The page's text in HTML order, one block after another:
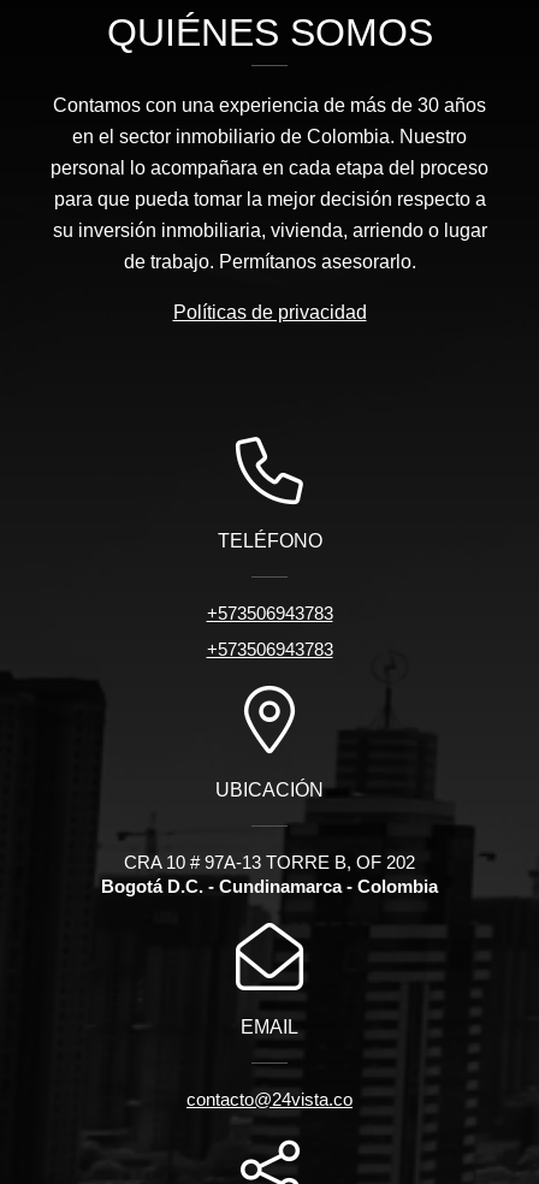
QUIÉNES SOMOS
Contamos con una experiencia de más de 30 años
en el sector inmobiliario de Colombia. Nuestro
personal lo acompañara en cada etapa del proceso
para que pueda tomar la mejor decisión respecto a
su inversión inmobiliaria, vivienda, arriendo o lugar
de trabajo. Permítanos asesorarlo.
Políticas de privacidad
TELÉFONO
+573506943783
+573506943783
UBICACIÓN
CRA 10 # 97A-13 TORRE B, OF 202
Bogotá D.C. - Cundinamarca - Colombia
EMAIL
contacto@24vista.co